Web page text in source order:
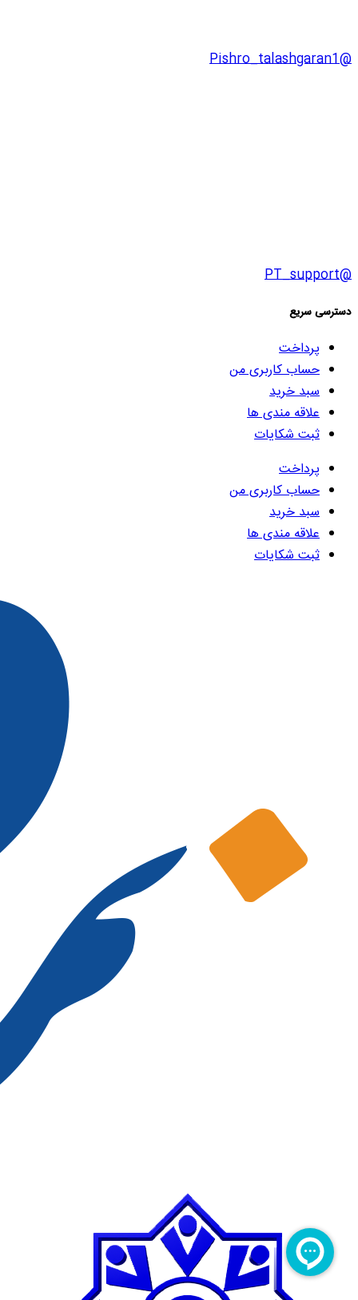
@Pishro_talashgaran1
@PT_support
دسترسی سریع
پرداخت
حساب کاربری من
سبد خرید
علاقه مندی ها
ثبت شکایات
پرداخت
حساب کاربری من
سبد خرید
علاقه مندی ها
ثبت شکایات